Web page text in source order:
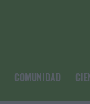
COMUNIDAD